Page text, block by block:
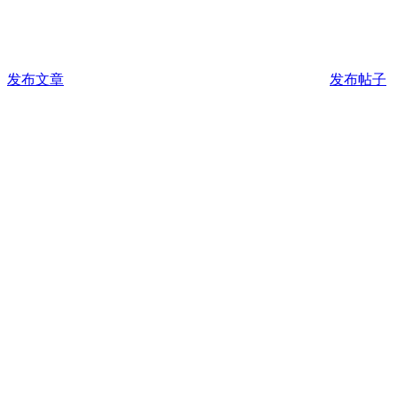
发布文章 发布帖子